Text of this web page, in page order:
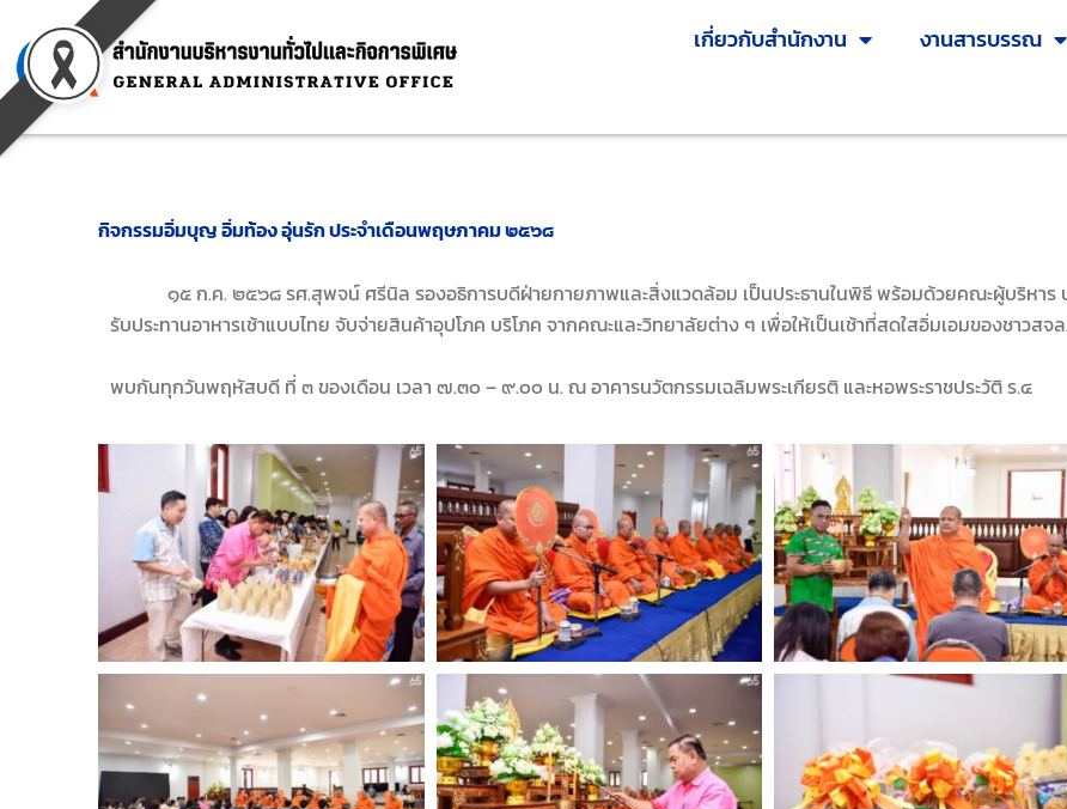
content
เกี่ยวกับสำนักงาน งานสารบรรณ
กิจกรรมอิ่มบุญ อิ่มท้อง อุ่นรัก ประจำเดือนพฤษภาคม ๒๕๖๘
๑๕ ก.ค. ๒๕๖๘ รศ.สุพจน์ ศรีนิล รองอธิการบดีฝ่ายกายภาพและสิ่งแวดล้อม เป็นประธานในพิธี พร้อมด้วยคณะผู้บริหาร
รับประทานอาหารเช้าแบบไทย จับจ่ายสินค้าอุปโภค บริโภค จากคณะและวิทยาลัยต่าง ๆ เพื่อให้เป็นเช้าที่สดใสอิ่มเอมของชาวสจ
พบกันทุกวันพฤหัสบดี ที่ ๓ ของเดือน เวลา ๗.๓๐ – ๙.๐๐ น. ณ อาคารนวัตกรรมเฉลิมพระเกียรติ และหอพระราชประวัติ ร.๔